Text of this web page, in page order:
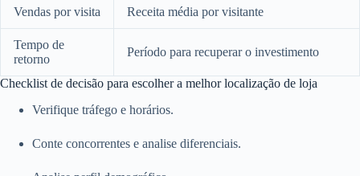
Vendas por visita Receita média por visitante
Tempo de
retorno
Período para recuperar o investimento
Checklist de decisão para escolher a melhor localização de loja
Verifique tráfego e horários.
Conte concorrentes e analise diferenciais.